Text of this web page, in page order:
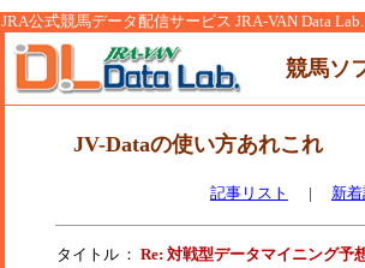
JRA公式競馬データ配信サービス JRA-VAN Data Lab.
競馬ソ
JV-Dataの使い方あれこれ
記事リスト | 新
タイトル ： Re: 対戦型データマイニング予